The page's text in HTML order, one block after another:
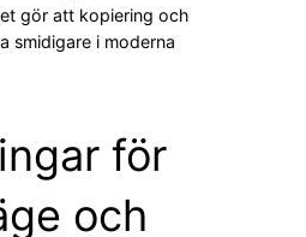
gör att kopiering och
smidigare i moderna
för
och